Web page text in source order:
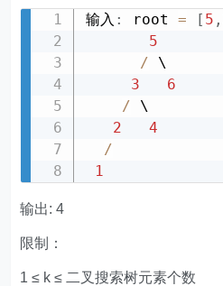
输入 : root = [ 5 ,
5
/ \
3
6
/ \
2
4
/
1
输出: 4
限制：
1 ≤ k ≤ 二叉搜索树元素个数